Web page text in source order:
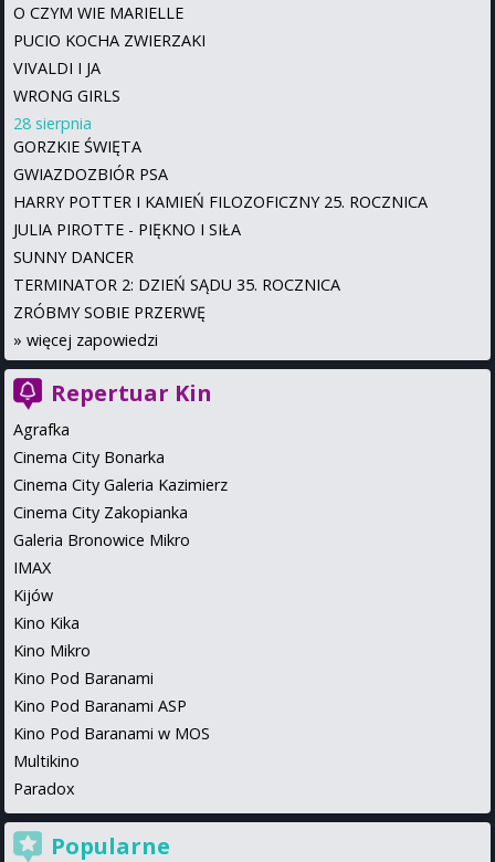
O CZYM WIE MARIELLE
PUCIO KOCHA ZWIERZAKI
VIVALDI I JA
WRONG GIRLS
28 sierpnia
GORZKIE ŚWIĘTA
GWIAZDOZBIÓR PSA
HARRY POTTER I KAMIEŃ FILOZOFICZNY 25. ROCZNICA
JULIA PIROTTE - PIĘKNO I SIŁA
SUNNY DANCER
TERMINATOR 2: DZIEŃ SĄDU 35. ROCZNICA
ZRÓBMY SOBIE PRZERWĘ
» więcej zapowiedzi
Repertuar Kin
Agrafka
Cinema City Bonarka
Cinema City Galeria Kazimierz
Cinema City Zakopianka
Galeria Bronowice Mikro
IMAX
Kijów
Kino Kika
Kino Mikro
Kino Pod Baranami
Kino Pod Baranami ASP
Kino Pod Baranami w MOS
Multikino
Paradox
Popularne